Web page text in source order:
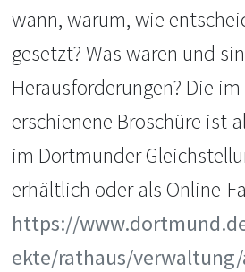
wann, warum, wie
gesetzt? Was waren und
Herausforderungen? Die
erschienene Broschüre ist
im Dortmunder
erhältlich oder als Online-
https://
ekte/rathaus/